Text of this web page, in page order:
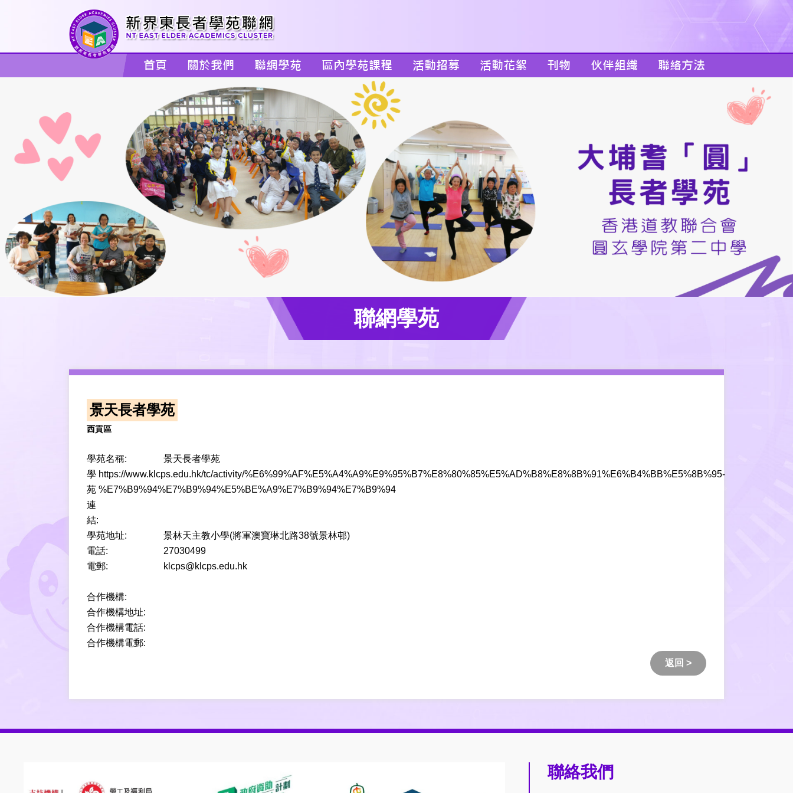
首頁 關於我們 聯網學苑 區內學苑課程 活動招募 活動花絮 刊物 伙伴組織 聯絡方法
聯網學苑
景天長者學苑
西貢區
學苑名稱:
景天長者學苑
學
苑
連
結:
https://www.klcps.edu.hk/tc/activity/%E6%99%AF%E5%A4%A9%E9%95%B7%E8%80%85%E5%AD%B8%E8%8B%91%E6%B4%BB%E5%8B%95-
%E7%B9%94%E7%B9%94%E5%BE%A9%E7%B9%94%E7%B9%94
學苑地址:
景林天主教小學(將軍澳寶琳北路38號景林邨)
電話:
27030499
電郵:
klcps@klcps.edu.hk
合作機構:
合作機構地址:
合作機構電話:
合作機構電郵:
返回 >
聯絡我們